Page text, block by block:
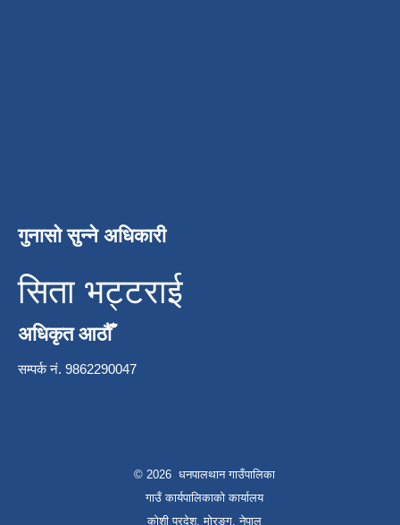
गुनासो सुन्ने अधिकारी
सिता भट्टराई
अधिकृत आठौँ
सम्पर्क नं. 9862290047
© 2026 धनपालथान गाउँपालिका
गाउँ कार्यपालिकाको कार्यालय
कोशी प्रदेश, मोरङ्ग, नेपाल